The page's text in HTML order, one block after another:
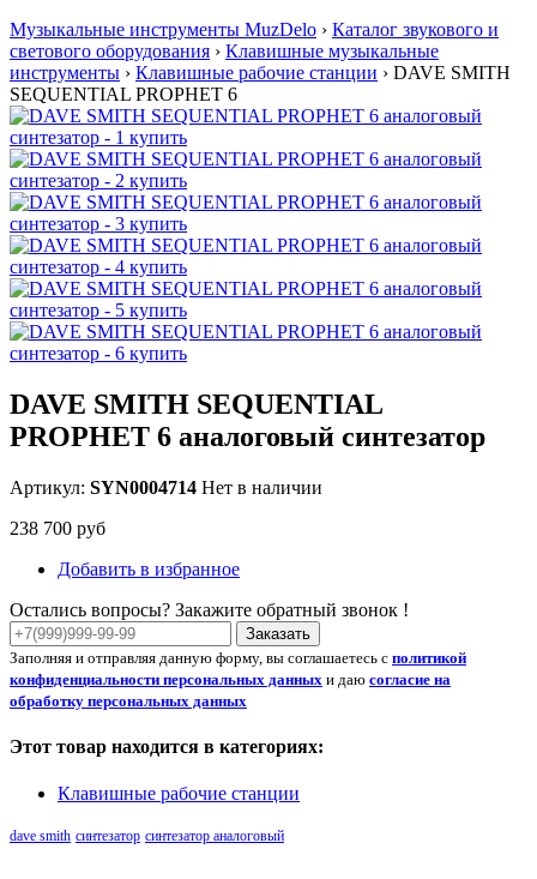
Музыкальные инструменты MuzDelo › Каталог звукового и
светового оборудования › Клавишные музыкальные
инструменты › Клавишные рабочие станции › DAVE SMITH
SEQUENTIAL PROPHET 6
DAVE SMITH SEQUENTIAL
PROPHET 6 аналоговый синтезатор
Артикул: SYN0004714 Нет в наличии
238 700 руб
Добавить в избранное
Остались вопросы? Закажите обратный звонок !
Заказать
Заполняя и отправляя данную форму, вы соглашаетесь с политикой
конфиденциальности персональных данных и даю согласие на
обработку персональных данных
Этот товар находится в категориях:
Клавишные рабочие станции
dave smith синтезатор синтезатор аналоговый